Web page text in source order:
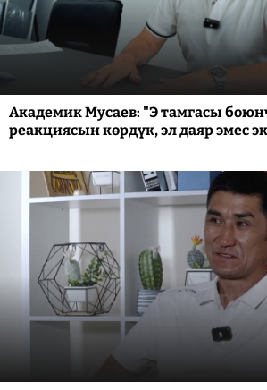
Академик Мусаев: "Э тамгасы
реакциясын көрдүк, эл даяр эмес